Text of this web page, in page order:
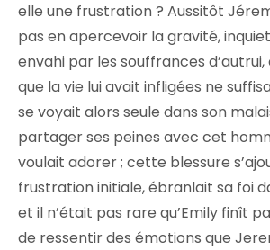
elle une frustration ? Aussitôt
pas en apercevoir la gravité,
envahi par les souffrances
que la vie lui avait infligées ne
se voyait alors seule dans son
partager ses peines avec cet
voulait adorer ; cette blessure
frustration initiale, ébranlait sa foi
et il n’était pas rare qu’Emily finît
de ressentir des émotions que